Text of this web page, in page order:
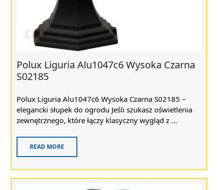
Polux Liguria Alu1047c6 Wysoka Czarna
S02185
Polux Liguria Alu1047c6 Wysoka Czarna S02185 –
elegancki słupek do ogrodu Jeśli szukasz oświetlenia
zewnętrznego, które łączy klasyczny wygląd z ...
READ MORE